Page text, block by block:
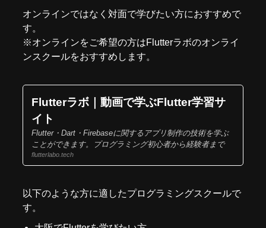
オンラインではなく対面で学びたい方におすすめで
す。
※オンラインをご希望の方はFlutterラボのオンライ
ンスクールをおすすめします。
Flutterラボ｜動画で学ぶFlutter学習サ
イト
Flutter・Dart・Firebaseに関するアプリ制作の技術を学ぶ
ことができます。プログラミング初心者から経験者まで
flutterlabo.tech
以下のような方に適したプログラミングスクールで
す。